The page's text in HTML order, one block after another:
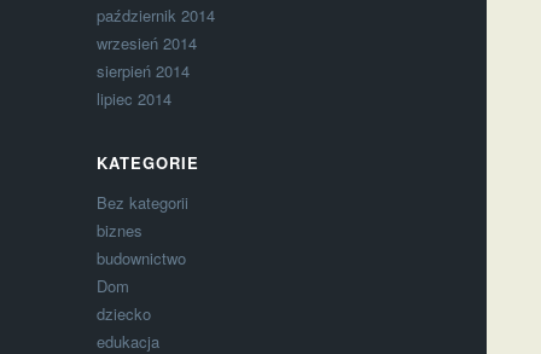
październik 2014
wrzesień 2014
sierpień 2014
lipiec 2014
KATEGORIE
Bez kategorii
biznes
budownictwo
Dom
dziecko
edukacja